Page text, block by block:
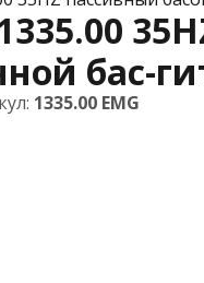
бас-
1335.00 EMG